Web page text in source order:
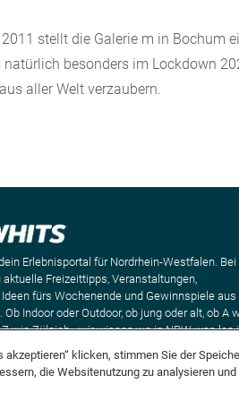
2011 stellt die Galerie m in Bochum
besonders im Lockdown
aller Welt verzaubern.
Erlebnisportal für Nordrhein-Westfalen. Bei
Freizeittipps, Veranstaltungen,
fürs Wochenende und Gewinnspiele aus
Ob Indoor oder Outdoor, ob jung oder alt, ob A
wie Zülpich - wir wissen wo in NRW was los
akzeptieren“ klicken, stimmen Sie der
die Websitenutzung zu analysieren